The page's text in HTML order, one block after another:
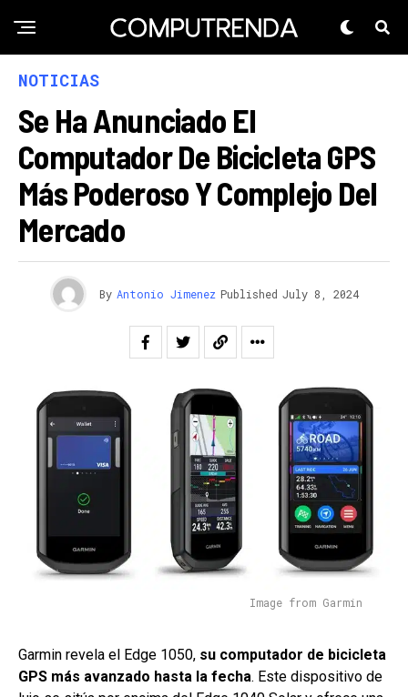
NOTICIAS
Se Ha Anunciado El
Computador De Bicicleta GPS
Más Poderoso Y Complejo Del
Mercado
By Antonio Jimenez Published July 8, 2024
Image from Garmin
Garmin revela el Edge 1050, su computador de bicicleta
GPS más avanzado hasta la fecha. Este dispositivo de